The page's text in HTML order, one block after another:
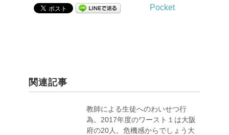
Pocket
関連記事
教師による生徒へのわいせつ行
為。2017年度のワースト１は大阪
府の20人。危機感からでしょう大